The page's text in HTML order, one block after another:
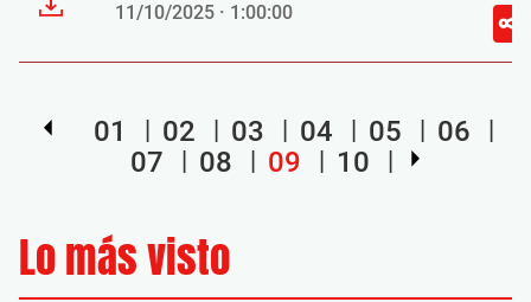
11/10/2025 · 1:00:00
01 02 03 04 05
06
07
08 09 10
Lo más visto